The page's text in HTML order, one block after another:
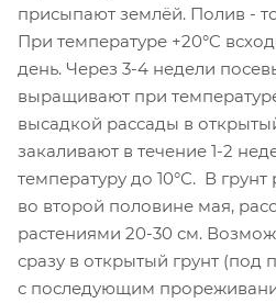
присыпают землёй. Полив -
При температуре +20°C
день. Через 3-4 недели
выращивают при температуре
высадкой рассады в
закаливают в течение 1-2
температуру до 10°С. В
во второй половине мая,
растениями 20-30 см.
сразу в открытый грунт (под
с последующим